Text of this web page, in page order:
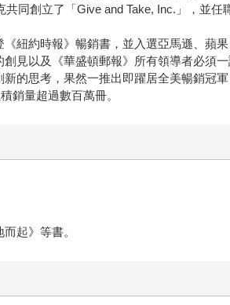
同創立了「Give and Take, Inc.」，並
紐約時報》暢銷書，並入選亞馬遜、蘋
見以及《華盛頓郵報》所有領導者必須
的思考，果然一推出即躍居全美暢銷冠
銷量超過數百萬冊。
起》等書。